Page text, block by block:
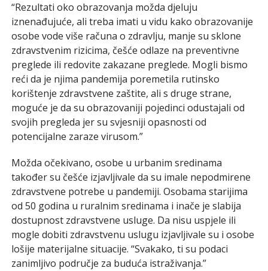
“Rezultati oko obrazovanja možda djeluju
iznenađujuće, ali treba imati u vidu kako obrazovanije
osobe vode više računa o zdravlju, manje su sklone
zdravstvenim rizicima, češće odlaze na preventivne
preglede ili redovite zakazane preglede. Mogli bismo
reći da je njima pandemija poremetila rutinsko
korištenje zdravstvene zaštite, ali s druge strane,
moguće je da su obrazovaniji pojedinci odustajali od
svojih pregleda jer su svjesniji opasnosti od
potencijalne zaraze virusom.”
Možda očekivano, osobe u urbanim sredinama
također su češće izjavljivale da su imale nepodmirene
zdravstvene potrebe u pandemiji. Osobama starijima
od 50 godina u ruralnim sredinama i inače je slabija
dostupnost zdravstvene usluge. Da nisu uspjele ili
mogle dobiti zdravstvenu uslugu izjavljivale su i osobe
lošije materijalne situacije. “Svakako, ti su podaci
zanimljivo područje za buduća istraživanja.”